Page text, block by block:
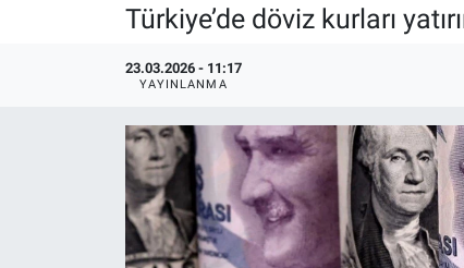
Türkiye’de döviz kurları
23.03.2026 - 11:17
YAYINLANMA
Tüm Manşetler
Son Dakika Haberleri
Haber Arşivi